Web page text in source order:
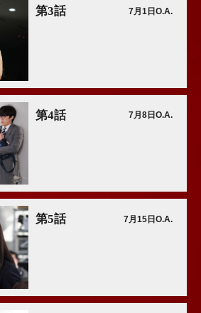
第3話 7月1日O.A.
第4話 7月8日O.A.
第5話 7月15日O.A.